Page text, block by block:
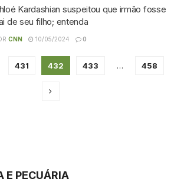
Kardashian suspeitou que irmão fosse
de seu filho; entenda
CNN 10/05/2024 0
431 432 433 … 458
E PECUÁRIA